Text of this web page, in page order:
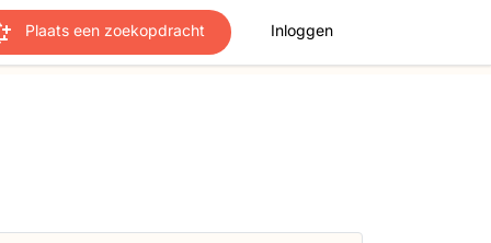
Plaats een zoekopdracht Inloggen